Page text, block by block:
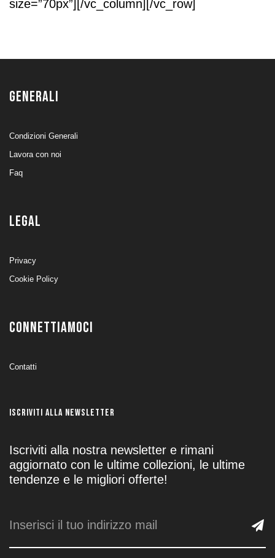
size=”70px”][/vc_column][/vc_row]
GENERALI
Condizioni Generali
Lavora con noi
Faq
LEGAL
Privacy
Cookie Policy
CONNETTIAMOCI
Contatti
ISCRIVITI ALLA NEWSLETTER
Iscriviti alla nostra newsletter e rimani
aggiornato con le ultime collezioni, le ultime
tendenze e le migliori offerte!